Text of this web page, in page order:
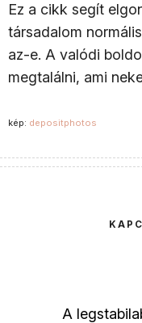
Ez a cikk segít
társadalom
az-e. A valódi
megtalálni, ami
kép: depositphotos
A